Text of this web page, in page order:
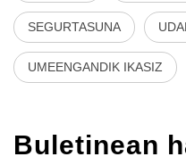
SEGURTASUNA
UMEENGANDIK IKASIZ
Buletinean